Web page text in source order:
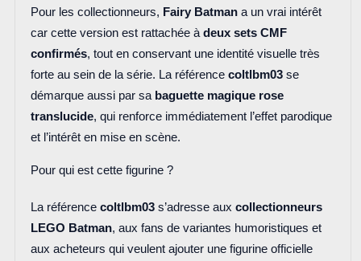
Pour les collectionneurs, Fairy Batmana un vrai intérêt
car cette version est rattachée àdeux sets CMF
confirmés, tout en conservant une identité visuelle très
forte au sein de la série. La référence coltlbm03se
démarque aussi par sa baguette magique rose
translucide, qui renforce immédiatement l’effet parodique
et l’intérêt en mise en scène.
Pour qui est cette figurine ?
La référence coltlbm03s’adresse aux collectionneurs
LEGO Batman, aux fans de variantes humoristiques et
aux acheteurs qui veulent ajouter une figurine officielle